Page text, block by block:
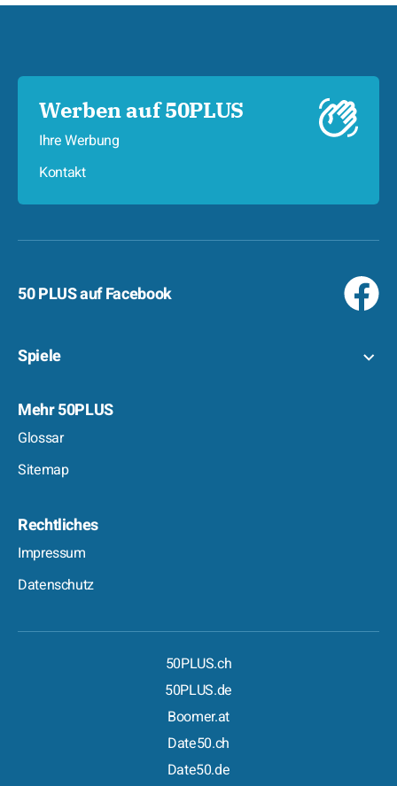
Werben auf 50PLUS
Ihre Werbung
Kontakt
50 PLUS auf Facebook
Spiele
Mehr 50PLUS
Glossar
Sitemap
Rechtliches
Impressum
Datenschutz
50PLUS.ch
50PLUS.de
Boomer.at
Date50.ch
Date50.de